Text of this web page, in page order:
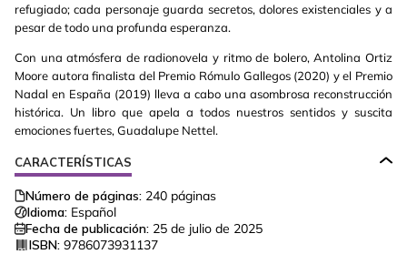
refugiado; cada personaje guarda secretos, dolores existenciales y a
pesar de todo una profunda esperanza.
Con una atmósfera de radionovela y ritmo de bolero, Antolina Ortiz
Moore autora finalista del Premio Rómulo Gallegos (2020) y el Premio
Nadal en España (2019) lleva a cabo una asombrosa reconstrucción
histórica. Un libro que apela a todos nuestros sentidos y suscita
emociones fuertes, Guadalupe Nettel.
CARACTERÍSTICAS
Número de páginas: 240 páginas
Idioma: Español
Fecha de publicación: 25 de julio de 2025
ISBN: 9786073931137